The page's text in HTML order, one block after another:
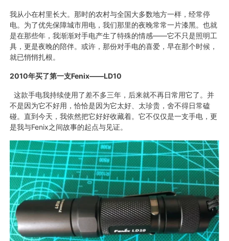
我从小在村里长大。那时的农村与全国大多数地方一样，经常停
电。为了优先保障城市用电，我们那里的夜晚常常一片漆黑。也就
是在那些年，我渐渐对手电产生了特殊的情感——它不只是照明工
具，更是夜晚的陪伴。或许，那份对手电的喜爱，早在那个时候，
就已悄悄扎根。
2010年买了第一支Fenix——LD10
这款手电我持续使用了差不多三年，后来就不再日常用它了。并
不是因为它不好用，恰恰是因为它太好、太珍贵，舍不得日常磕
碰。直到今天，我依然把它好好收藏着。它不仅仅是一支手电，更
是我与Fenix之间故事的起点与见证。